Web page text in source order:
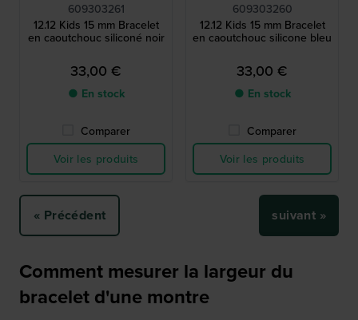
609303261
12.12 Kids 15 mm Bracelet
en caoutchouc siliconé noir
33,00 €
● En stock
Comparer
Voir les produits
609303260
12.12 Kids 15 mm Bracelet
en caoutchouc silicone bleu
33,00 €
● En stock
Comparer
Voir les produits
« Précédent suivant »
Comment mesurer la largeur du
bracelet d'une montre